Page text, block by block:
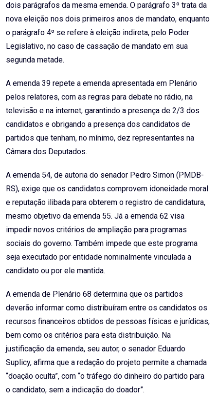
dois parágrafos da mesma emenda. O parágrafo 3º trata da
nova eleição nos dois primeiros anos de mandato, enquanto
o parágrafo 4º se refere à eleição indireta, pelo Poder
Legislativo, no caso de cassação de mandato em sua
segunda metade.
A emenda 39 repete a emenda apresentada em Plenário
pelos relatores, com as regras para debate no rádio, na
televisão e na internet, garantindo a presença de 2/3 dos
candidatos e obrigando a presença dos candidatos de
partidos que tenham, no mínimo, dez representantes na
Câmara dos Deputados.
A emenda 54, de autoria do senador Pedro Simon (PMDB-
RS), exige que os candidatos comprovem idoneidade moral
e reputação ilibada para obterem o registro de candidatura,
mesmo objetivo da emenda 55. Já a emenda 62 visa
impedir novos critérios de ampliação para programas
sociais do governo. Também impede que este programa
seja executado por entidade nominalmente vinculada a
candidato ou por ele mantida.
A emenda de Plenário 68 determina que os partidos
deverão informar como distribuíram entre os candidatos os
recursos financeiros obtidos de pessoas físicas e jurídicas,
bem como os critérios para esta distribuição. Na
justificação da emenda, seu autor, o senador Eduardo
Suplicy, afirma que a redação do projeto permite a chamada
“doação oculta”, com “o tráfego do dinheiro do partido para
o candidato, sem a indicação do doador”.